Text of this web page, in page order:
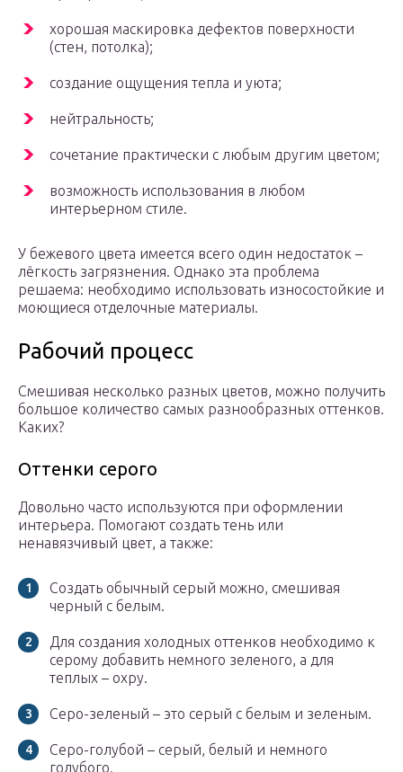
хорошая маскировка дефектов поверхности
(стен, потолка);
создание ощущения тепла и уюта;
нейтральность;
сочетание практически с любым другим цветом;
возможность использования в любом
интерьерном стиле.
У бежевого цвета имеется всего один недостаток –
лёгкость загрязнения. Однако эта проблема
решаема: необходимо использовать износостойкие и
моющиеся отделочные материалы.
Рабочий процесс
Смешивая несколько разных цветов, можно получить
большое количество самых разнообразных оттенков.
Каких?
Оттенки серого
Довольно часто используются при оформлении
интерьера. Помогают создать тень или
ненавязчивый цвет, а также:
Создать обычный серый можно, смешивая
черный с белым.
Для создания холодных оттенков необходимо к
серому добавить немного зеленого, а для
теплых – охру.
Серо-зеленый – это серый с белым и зеленым.
Серо-голубой – серый, белый и немного
голубого.